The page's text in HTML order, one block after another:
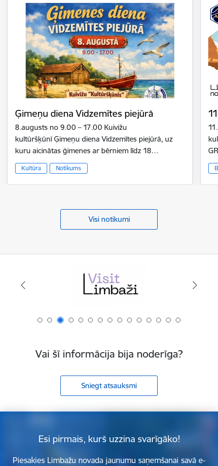
Ģimeņu diena Vidzemītes piejūrā
8.augusts no 9.00 – 17.00 Kuivižu
kultūršķūnī Ģimeņu diena Vidzemītes piejūrā, uz
kuru aicinātas ģimenes ar bērniem līdz 18…
Kultūra Notikums
Visi notikumi
Vai šī informācija bija noderīga?
Sniegt atsauksmi
Esi pirmais, kurš uzzina svarīgāko!
Piesakies Limbažu novada jaunumu saņemšanai savā e-